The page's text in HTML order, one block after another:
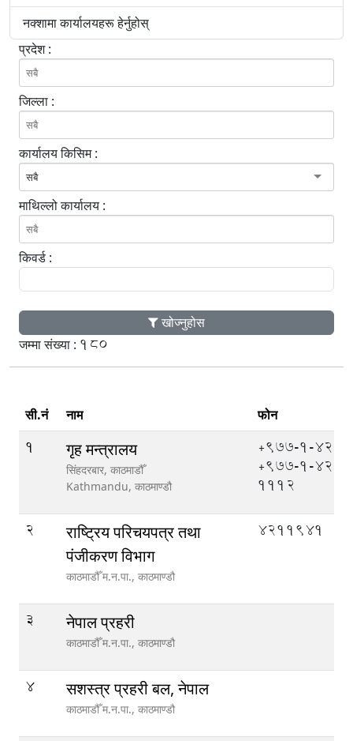
नक्शामा कार्यालयहरू हेर्नुहोस्
प्रदेश :
जिल्ला :
कार्यालय किसिम :
सबै
माथिल्लो कार्यालय :
किवर्ड :
खोज्नुहोस
जम्मा संख्या : 180
सी.नं नाम फोन
1 गृह मन्त्रालय
सिंहदरबार, काठमाडौँ
Kathmandu, काठमाण्डौ
+977-1-
+977-1-
1112
2
राष्ट्रिय परिचयपत्र तथा
पंजीकरण विभाग
काठमाडौँ म.न.पा., काठमाण्डौ
4211941
3 नेपाल प्रहरी
काठमाडौँ म.न.पा., काठमाण्डौ
4 सशस्त्र प्रहरी बल, नेपाल
काठमाडौँ म.न.पा., काठमाण्डौ